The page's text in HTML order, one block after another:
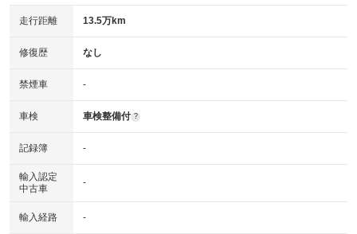
走行距離 13.5万km
修復歴 なし
禁煙車 -
車検 車検整備付 ?
記録簿 -
輸入認定
中古車
-
輸入経路 -